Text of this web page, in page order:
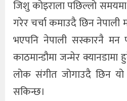
जिशु कोइराला पछिल्लो
गरेर चर्चा कमाउदै छिन
भएपनि नेपाली सस्कारनै मन
काठमान्डौमा जन्मेर
लोक संगीत जोगाउदै छिन यो
सकिन्छ।